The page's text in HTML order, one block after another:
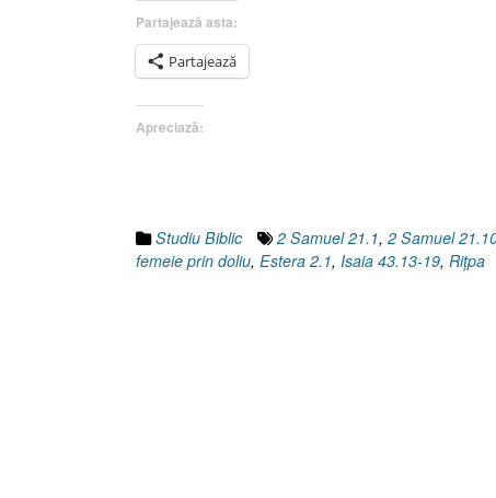
Partajează asta:
Partajează
Apreciază:
Studiu Biblic 2 Samuel 21.1, 2 Samuel
femeie prin doliu, Estera 2.1, Isaia 43.13-19, Riţpa